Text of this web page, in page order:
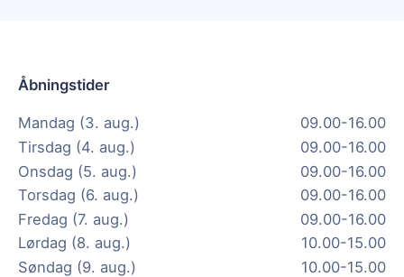
Åbningstider
Mandag (3. aug.)
09.00-16.00
Tirsdag (4. aug.)
09.00-16.00
Onsdag (5. aug.)
09.00-16.00
Torsdag (6. aug.)
09.00-16.00
Fredag (7. aug.)
09.00-16.00
Lørdag (8. aug.)
10.00-15.00
Søndag (9. aug.)
10.00-15.00